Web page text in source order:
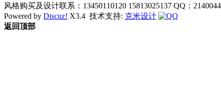
风格购买及设计联系：13450110120 15813025137 QQ：
Powered by Discuz! X3.4 技术支持: 克米设计
返回顶部